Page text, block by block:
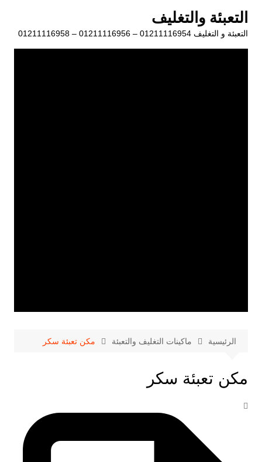
المحتوى
التعبئة والتغليف
التعبئة و التغليف 01211116954 – 01211116956 – 01211116958
الرئيسية ماكينات التغليف والتعبئة مكن تعبئة سكر
مكن تعبئة سكر